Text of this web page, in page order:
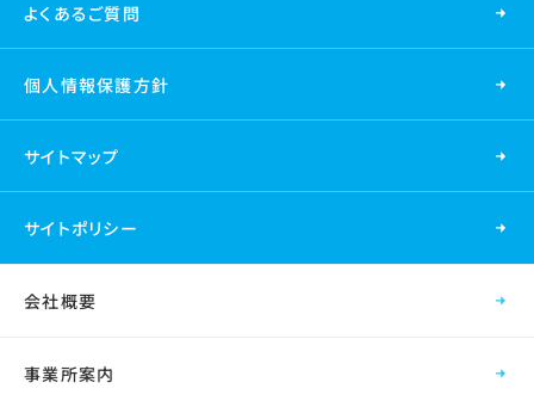
よくあるご質問
個人情報保護方針
サイトマップ
サイトポリシー
会社概要
事業所案内